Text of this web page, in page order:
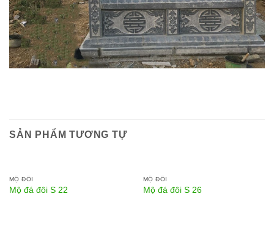
SẢN PHẨM TƯƠNG TỰ
MỘ ĐÔI
Mộ đá đôi S 22
MỘ ĐÔI
Mộ đá đôi S 26